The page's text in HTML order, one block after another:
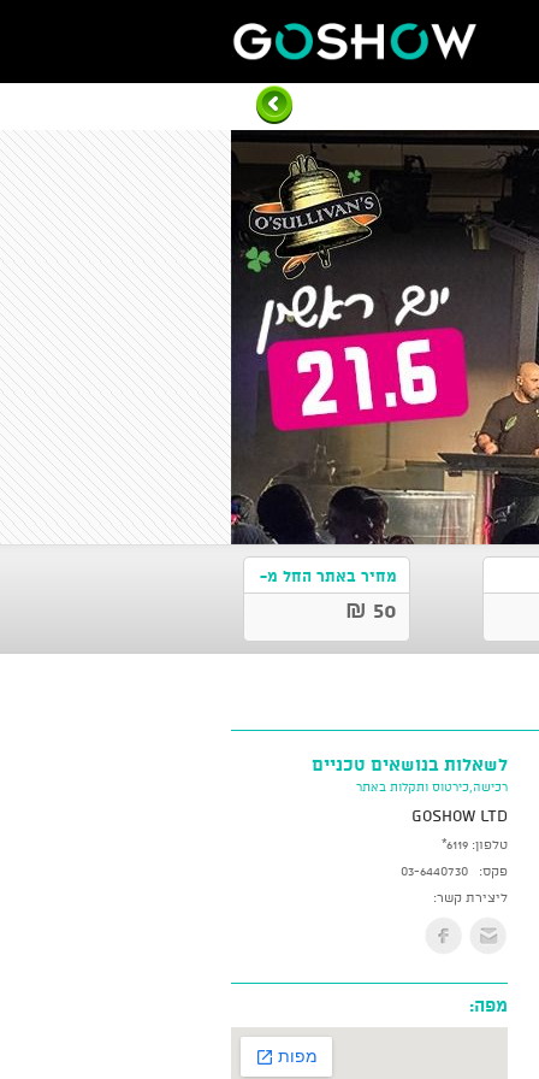
מחיר באתר החל מ-
50 ₪
לשאלות בנושאים טכניים
רכישה,כירטוס ותקלות באתר
GoShow LTD
טלפון: *6119
פקס:
03-6440730
ליצירת קשר:
מפה: